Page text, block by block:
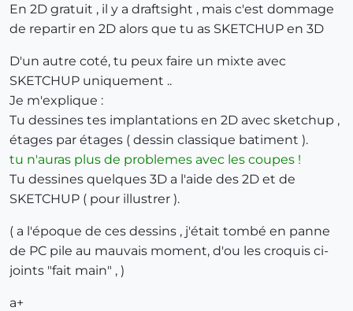
En 2D gratuit , il y a draftsight , mais c'est dommage
de repartir en 2D alors que tu as SKETCHUP en 3D
D'un autre coté, tu peux faire un mixte avec
SKETCHUP uniquement ..
Je m'explique :
Tu dessines tes implantations en 2D avec sketchup ,
étages par étages ( dessin classique batiment ).
tu n'auras plus de problemes avec les coupes !
Tu dessines quelques 3D a l'aide des 2D et de
SKETCHUP ( pour illustrer ).
( a l'époque de ces dessins , j'était tombé en panne
de PC pile au mauvais moment, d'ou les croquis ci-
joints "fait main" , )
a+